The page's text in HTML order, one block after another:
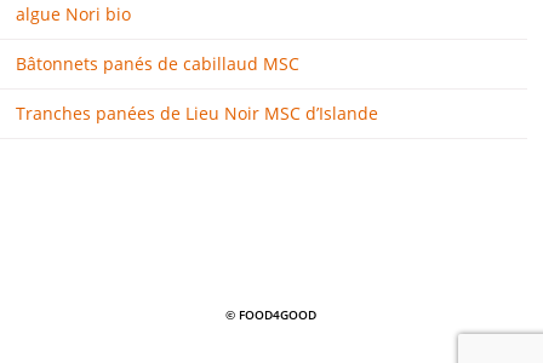
algue Nori bio
Bâtonnets panés de cabillaud MSC
Tranches panées de Lieu Noir MSC d’Islande
© FOOD4GOOD